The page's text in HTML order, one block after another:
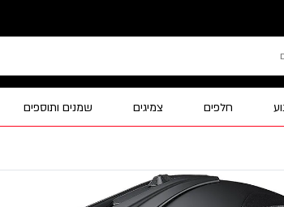
חלפים צמיגים שמנים ותוספים